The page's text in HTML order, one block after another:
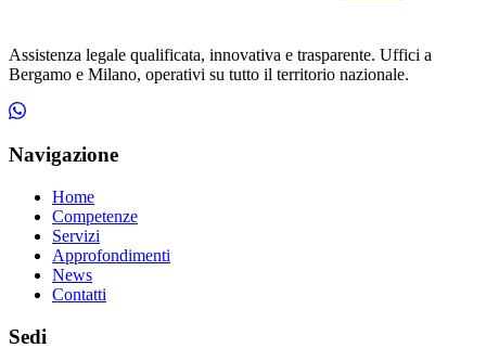
Assistenza legale qualificata, innovativa e trasparente. Uffici a
Bergamo e Milano, operativi su tutto il territorio nazionale.
Navigazione
Home
Competenze
Servizi
Approfondimenti
News
Contatti
Sedi